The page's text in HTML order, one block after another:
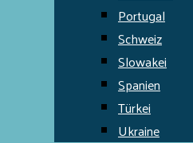
Portugal
Schweiz
Slowakei
Spanien
Türkei
Ukraine